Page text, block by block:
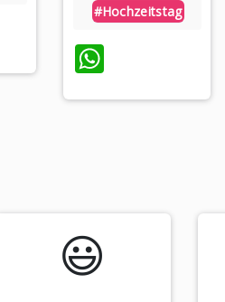
#hochzeitstag
WhatsApp
😃️